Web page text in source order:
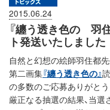
2015.06.24
『纏う透き色の 羽
ト発送いたしました
自然と幻想の絵師羽住都
第二画集『纏う透き色の』
の多数のご応募ありがとう
厳正なる抽選の結果、当選